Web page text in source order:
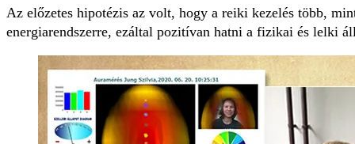
Az előzetes hipotézis az volt, hogy a reiki kezelés több,
energiarendszerre, ezáltal pozitívan hatni a fizikai és lelki